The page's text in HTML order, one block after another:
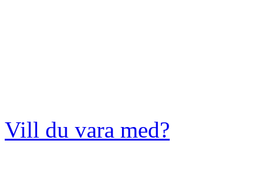
Vill du vara med?